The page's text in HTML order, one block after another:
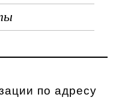
по адресу